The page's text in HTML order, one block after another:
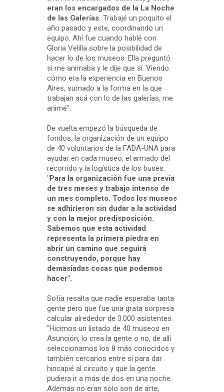
eran los encargados de la La Noche
de las Galerías. Trabajé un poquito el
año pasado y este, coordinando un
equipo. Ahí fue cuando hablé con
Gloria Velilla sobre la posibilidad de
hacer lo de los museos. Ella preguntó
si me animaba y le dije que sí. Viendo
cómo era la experiencia en Buenos
Aires, sumado a la forma en la que
trabajan acá con lo de las galerías, me
animé".
De vuelta empezó la búsqueda de
fondos, la organización de un equipo
de 40 voluntarios de la FADA-UNA para
ayudar en cada museo, el armado del
recorrido y la logística de los buses.
"Para la organización fue una previa
de tres meses y trabajo intenso de
un mes completo. Todos los museos
se adhirieron sin dudar a la actividad
y con la mejor predisposición.
Sabemos que esta actividad
representa la primera piedra en
abrir un camino que seguirá
construyendo, porque hay
demasiadas cosas que podemos
hacer".
Sofía resalta que nadie esperaba tanta
gente pero que fue una grata sorpresa
calcular alrededor de 3.000 asistentes.
"Hicimos un listado de 40 museos en
Asunción, lo crea la gente o no, de allí
seleccionamos los 8 más conocidos y
también cercanos entre sí para dar
hincapié al circuito y que la gente
pudiera ir a más de dos en una noche.
Además no eran sólo son de arte,